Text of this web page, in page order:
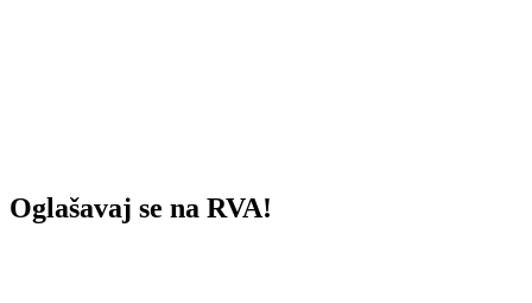
Oglašavaj se na RVA!